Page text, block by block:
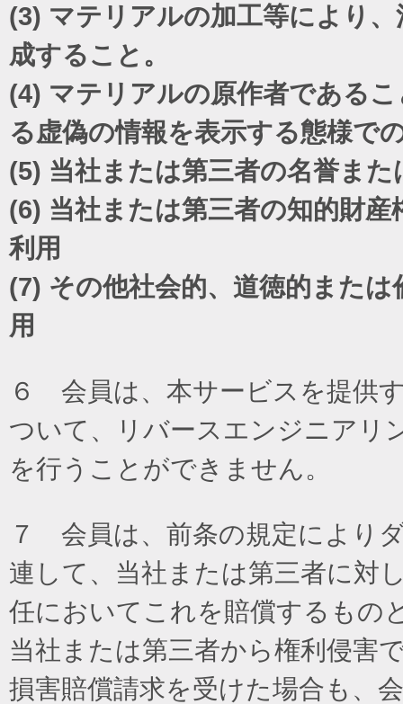
(3) マテリアルの加工等により
成すること。
(4) マテリアルの原作者である
る虚偽の情報を表示する態様で
(5) 当社または第三者の名誉ま
(6) 当社または第三者の知的財
利用
(7) その他社会的、道徳的また
用
６ 会員は、本サービスを提供
ついて、リバースエンジニアリ
を行うことができません。
７ 会員は、前条の規定により
連して、当社または第三者に対
任においてこれを賠償するもの
当社または第三者から権利侵害
損害賠償請求を受けた場合も、